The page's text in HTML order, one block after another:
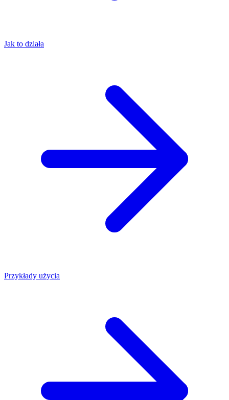
Jak to działa
Przykłady użycia